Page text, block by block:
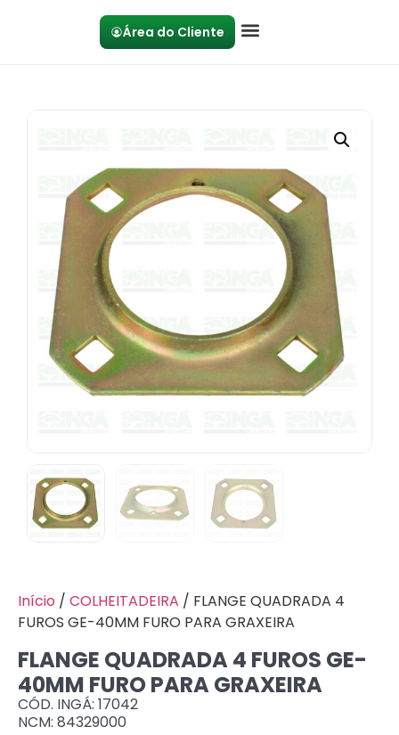
Área do Cliente
Início / COLHEITADEIRA / FLANGE QUADRADA 4
FUROS GE-40MM FURO PARA GRAXEIRA
FLANGE QUADRADA 4 FUROS GE-
40MM FURO PARA GRAXEIRA
CÓD. INGÁ: 17042
NCM: 84329000